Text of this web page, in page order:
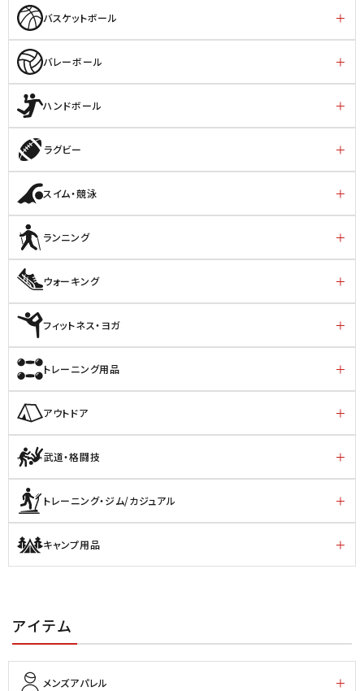
バスケットボール
バレーボール
ハンドボール
ラグビー
スイム・競泳
ランニング
ウォーキング
フィットネス・ヨガ
トレーニング用品
アウトドア
武道・格闘技
トレーニング・ジム/カジュアル
キャンプ用品
アイテム
メンズアパレル